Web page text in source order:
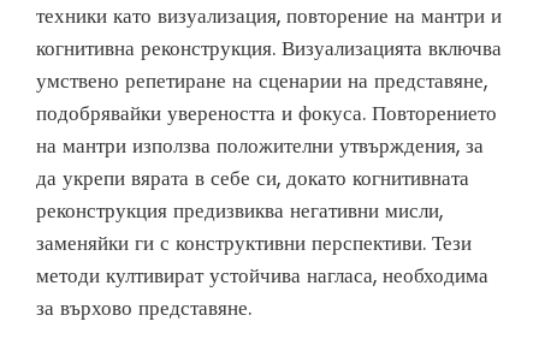
техники като визуализация, повторение на мантри и
когнитивна реконструкция. Визуализацията включва
умствено репетиране на сценарии на представяне,
подобрявайки увереността и фокуса. Повторението
на мантри използва положителни утвърждения, за
да укрепи вярата в себе си, докато когнитивната
реконструкция предизвиква негативни мисли,
заменяйки ги с конструктивни перспективи. Тези
методи култивират устойчива нагласа, необходима
за върхово представяне.